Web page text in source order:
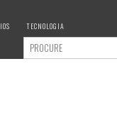
TECNOLOGIA